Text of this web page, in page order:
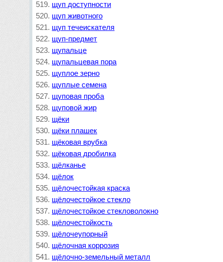
щуп доступности
щуп животного
щуп течеискателя
щуп-предмет
щупальце
щупальцевая пора
щуплое зерно
щуплые семена
щуповая проба
щуповой жир
щёки
щёки плашек
щёковая врубка
щёковая дробилка
щёлканье
щёлок
щёлочестойкая краска
щёлочестойкое стекло
щёлочестойкое стекловолокно
щёлочестойкость
щёлочеупорный
щёлочная коррозия
щёлочно-земельный металл